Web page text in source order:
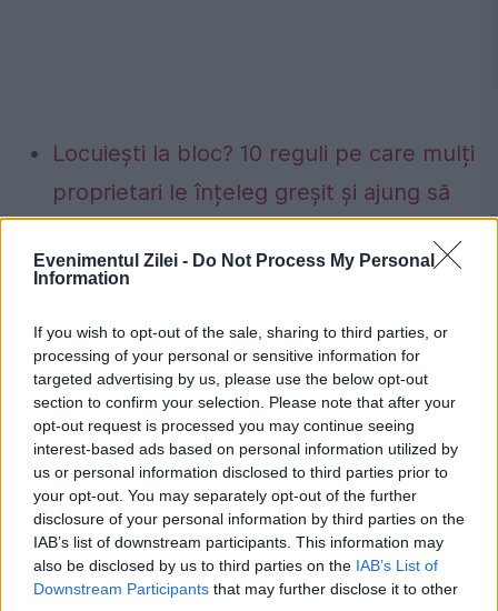
Evenimentul Zilei - Do Not Process My Personal
Information
If you wish to opt-out of the sale, sharing to third parties, or
processing of your personal or sensitive information for
targeted advertising by us, please use the below opt-out
section to confirm your selection. Please note that after your
opt-out request is processed you may continue seeing
interest-based ads based on personal information utilized by
us or personal information disclosed to third parties prior to
your opt-out. You may separately opt-out of the further
disclosure of your personal information by third parties on the
IAB’s list of downstream participants. This information may
also be disclosed by us to third parties on the IAB’s List of
Downstream Participants that may further disclose it to other
Locuiești la bloc? 10 reguli pe care mulți
proprietari le înțeleg greșit și ajung să
Concediu 2026. Dreptul pe care mulți
zilele de concediu și când nu
episoade serial sky trailer